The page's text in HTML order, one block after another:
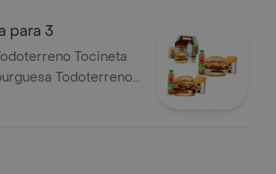
para 3
Tocineta
Todoterreno
grandes + 2 Mr